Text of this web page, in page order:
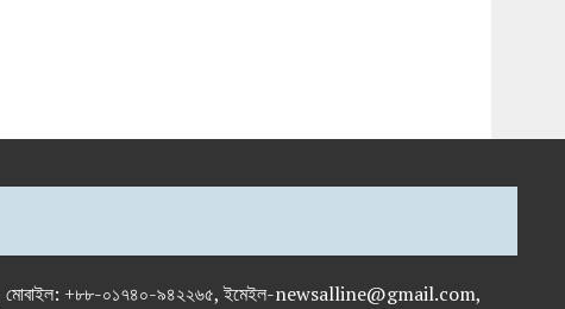
মোবাইল: +৮৮-০১৭৪০-৯৪২২৬৫, ইমেইল-newsalline@gmail.com,